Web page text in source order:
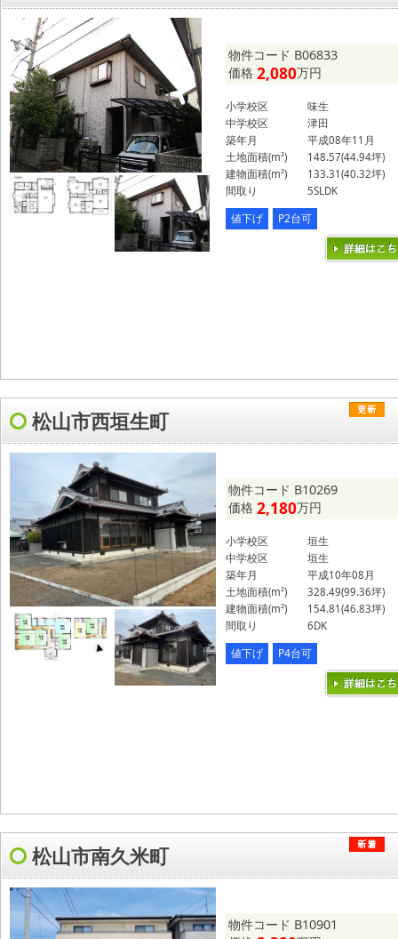
物件コード B06833
価格 2,080万円
小学校区
味生
中学校区
津田
築年月
平成08年11月
土地面積(m²)
148.57(44.94坪)
建物面積(m²)
133.31(40.32坪)
間取り
5SLDK
値下げ P2台可
松山市西垣生町
物件コード B10269
価格 2,180万円
小学校区
垣生
中学校区
垣生
築年月
平成10年08月
土地面積(m²)
328.49(99.36坪)
建物面積(m²)
154.81(46.83坪)
間取り
6DK
値下げ P4台可
松山市南久米町
物件コード B10901